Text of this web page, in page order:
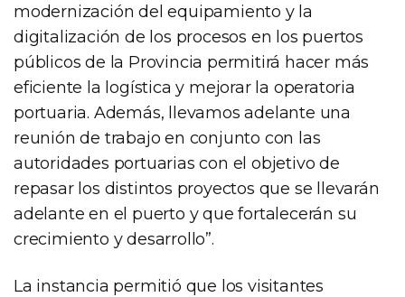
modernización del equipamiento y la
digitalización de los procesos en los puertos
públicos de la Provincia permitirá hacer más
eficiente la logística y mejorar la operatoria
portuaria. Además, llevamos adelante una
reunión de trabajo en conjunto con las
autoridades portuarias con el objetivo de
repasar los distintos proyectos que se llevarán
adelante en el puerto y que fortalecerán su
crecimiento y desarrollo”.
La instancia permitió que los visitantes